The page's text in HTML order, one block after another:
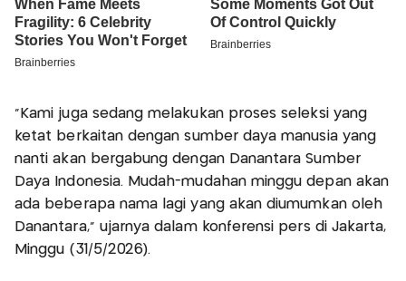
"Kami juga sedang melakukan proses seleksi yang
ketat berkaitan dengan sumber daya manusia yang
nanti akan bergabung dengan Danantara Sumber
Daya Indonesia. Mudah-mudahan minggu depan akan
ada beberapa nama lagi yang akan diumumkan oleh
Danantara," ujarnya dalam konferensi pers di Jakarta,
Minggu (31/5/2026).